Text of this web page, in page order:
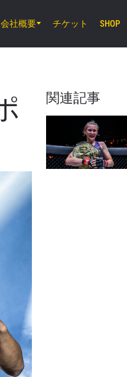
The Inner Circle
会社概要 チケット SHOP
関連記事